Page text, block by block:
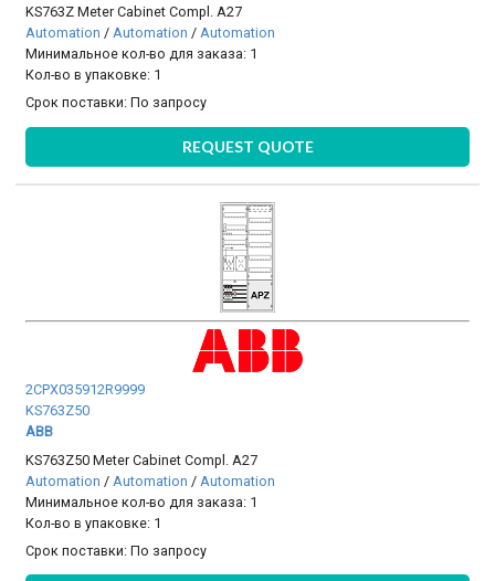
KS763Z Meter Cabinet Compl. A27
Automation /Automation /Automation
Минимальное кол-во для заказа: 1
Кол-во в упаковке: 1
Срок поставки:По запросу
REQUEST QUOTE
2CPX035912R9999
KS763Z50
ABB
KS763Z50 Meter Cabinet Compl. A27
Automation / Automation / Automation
Минимальное кол-во для заказа: 1
Кол-во в упаковке: 1
Срок поставки:По запросу